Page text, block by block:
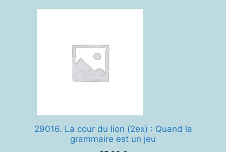
29016. La cour du lion (2ex) : Quand la
grammaire est un jeu